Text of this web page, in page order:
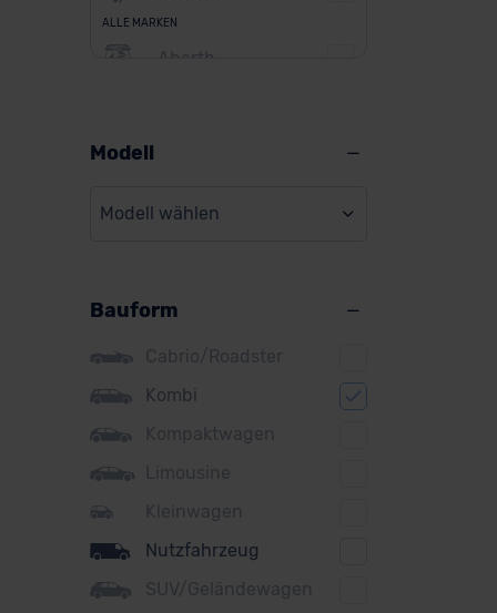
ALLE MARKEN
Abarth
BMW
Citroen
Cupra
DS
Dacia
Fiat
Ford
Honda
Modell
Modell wählen
Bauform
Cabrio/Roadster
Kombi
Kompaktwagen
Limousine
Kleinwagen
Nutzfahrzeug
SUV/Geländewagen